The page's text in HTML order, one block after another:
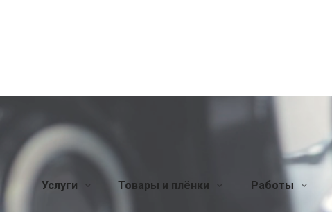
Услуги Товары и плёнки Работы